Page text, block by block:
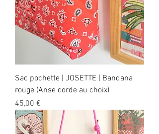
Sac pochette | JOSETTE | Bandana
rouge (Anse corde au choix)
Prix
45,00 €